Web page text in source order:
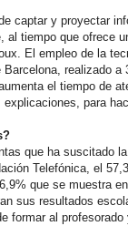
captar y proyectar
al tiempo que ofrece
El empleo de la
Barcelona, realizado
el tiempo de
para
que ha suscitado
Telefónica, el
que se muestra
sus resultados
formar al